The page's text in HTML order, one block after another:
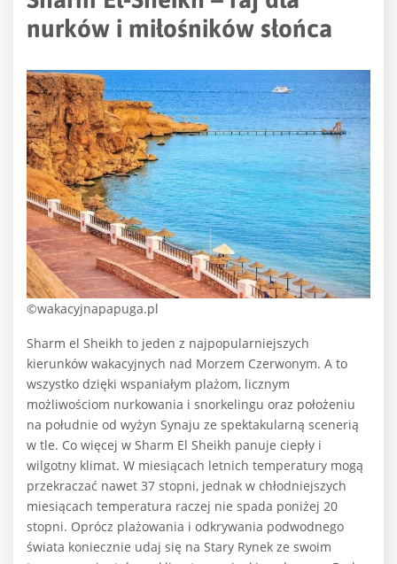
nurków i miłośników słońca
©wakacyjnapapuga.pl
Sharm el Sheikh to jeden z najpopularniejszych
kierunków wakacyjnych nad Morzem Czerwonym. A to
wszystko dzięki wspaniałym plażom, licznym
możliwościom nurkowania i snorkelingu oraz położeniu
na południe od wyżyn Synaju ze spektakularną scenerią
w tle. Co więcej w Sharm El Sheikh panuje ciepły i
wilgotny klimat. W miesiącach letnich temperatury mogą
przekraczać nawet 37 stopni, jednak w chłodniejszych
miesiącach temperatura raczej nie spada poniżej 20
stopni. Oprócz plażowania i odkrywania podwodnego
świata koniecznie udaj się na Stary Rynek ze swoim